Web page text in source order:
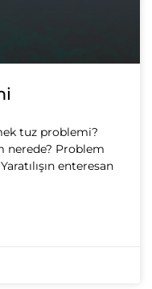
tuz problemi?
nerede? Problem
enteresan